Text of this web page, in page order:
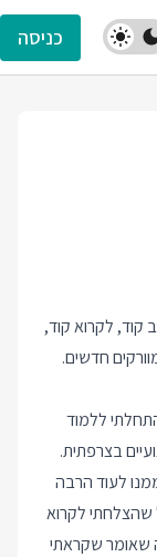
כניסה
קוד, לקרוא קוד,
חדשים.
ללמוד
בצרפתית.
לעוד הרבה
לקרוא
שאומר שקראתי